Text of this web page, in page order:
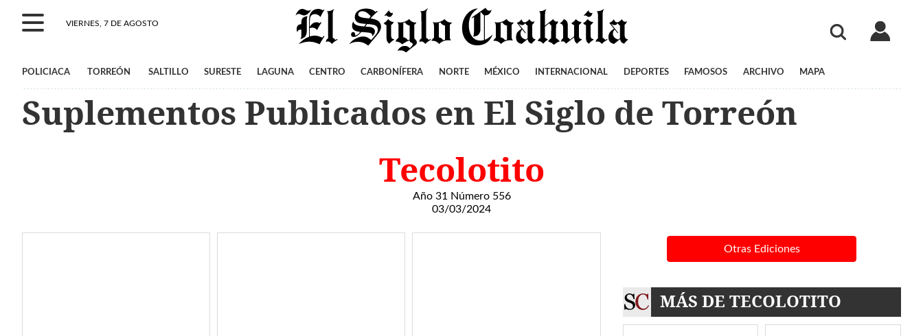
VIERNES, 7 DE AGOSTO
POLICIACA TORREÓN SALTILLO SURESTE LAGUNA CENTRO CARBONÍFERA NORTE MÉXICO INTERNACIONAL DEPORTES FAMOSOS ARCHIVO MAPA
Suplementos Publicados en El Siglo de Torreón
Tecolotito
Año 31 Número 556
03/03/2024
Otras Ediciones
MÁS DE TECOLOTITO